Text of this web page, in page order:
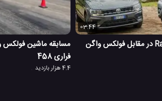
03:44
مقایسه خودرو تویوتا Rav4 در مقابل فولکس واگن
فراری 458
4.4 هزار بازدید